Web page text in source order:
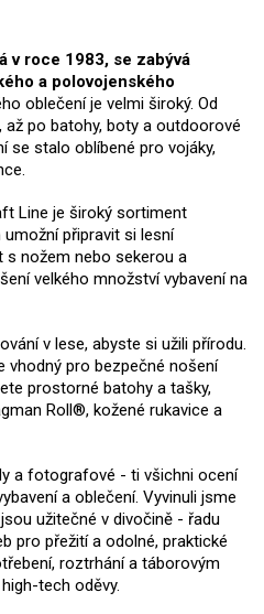
v roce 1983, se zabývá
a polovojenského
oblečení je velmi široký. Od
po batohy, boty a outdoorové
se stalo oblíbené pro vojáky,
Line je široký sortiment
připravit si lesní
s nožem nebo sekerou a
velkého množství vybavení na
v lese, abyste si užili přírodu.
pro bezpečné nošení
prostorné batohy a tašky,
Roll®, kožené rukavice a
a fotografové - ti všichni ocení
a oblečení. Vyvinuli jsme
užitečné v divočině - řadu
pro přežití a odolné, praktické
roztrhání a táborovým
tech oděvy.